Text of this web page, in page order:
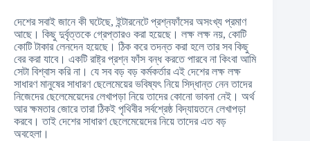
দেশের সবাই জানে কী ঘটেছে, ইন্টারনেটে প্রশ্নফাঁসের অসংখ্য প্রমাণ
আছে। কিছু দুর্বৃত্তকে গ্রেপ্তারও করা হয়েছে। লক্ষ লক্ষ নয়, কোটি
কোটি টাকার লেনদেন হয়েছে। ঠিক করে তদন্ত করা হলে তার সব কিছু
বের করা যাবে। একটি রাষ্ট্র প্রশ্ন ফাঁস বন্ধ করতে পারবে না কিংবা আমি
সেটা বিশ্বাস করি না। যে সব বড় বড় কর্মকর্তার এই দেশের লক্ষ লক্ষ
সাধারণ মানুষের সাধারণ ছেলেমেয়ের ভবিষ্যৎ নিয়ে সিদ্ধান্ত নেন তাদের
নিজেদের ছেলেমেয়েদের লেখাপড়া নিয়ে তাদের কোনো ভাবনা নেই। অর্থ
আর ক্ষমতার জোরে তারা ঠিকই পৃথিবীর সর্বশ্রেষ্ঠ বিদ্যায়তনে লেখাপড়া
করবে। তাই দেশের সাধারণ ছেলেমেয়েদের নিয়ে তাদের এত বড়
অবহেলা।